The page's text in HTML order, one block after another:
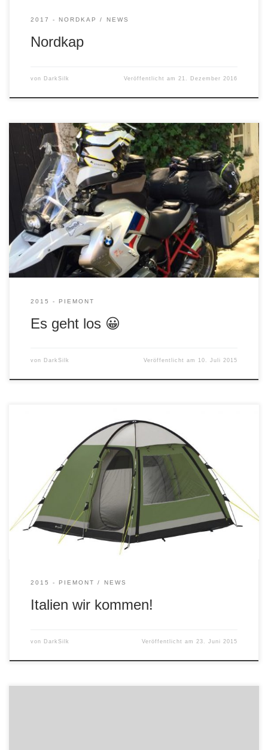
2017 - NORDKAP NEWS
Nordkap
von DarkSilk Veröffentlicht am21. Dezember 2016
2015 - PIEMONT
Es geht los 😀
von DarkSilk Veröffentlicht am 10. Juli 2015
Bald geht es los. 😉 Die Vorbereitungen sind fast
abgeschlossen, Reifenfrage ist geklärt. Nach den eher
durchwachsenen Erfahrungen letztes Jahr mit Pirelli
Scorpion Rally ziehen wir wieder die bewährten TKC80 auf.
Der neue Helm für DarkSilk: BlackMamba hat seine Uralt-
Tourenstiefel jetzt dem Restmüll anvertraut und setzt auf
FORMA ADVENTURE. Mir […]
2015 - PIEMONT NEWS
Italien wir kommen!
von DarkSilk Veröffentlicht am23. Juni 2015